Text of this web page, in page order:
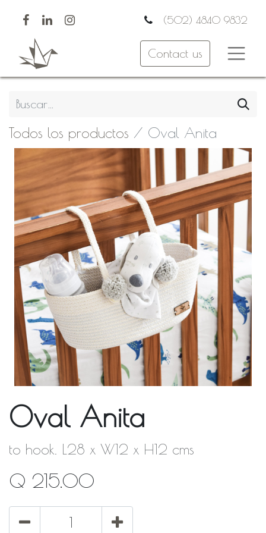
(502) 4840 9832
Contact us
Todos los productos Oval Anita
Oval Anita
to hook. L28 x W12 x H12 cms
Q 215.00